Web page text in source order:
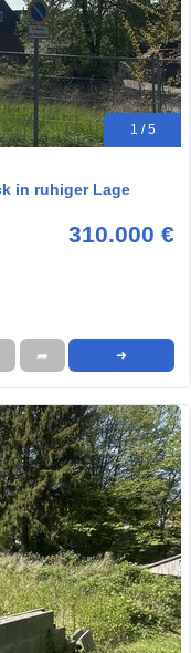
1 / 5
in ruhiger Lage
310.000 €
➦ ➜